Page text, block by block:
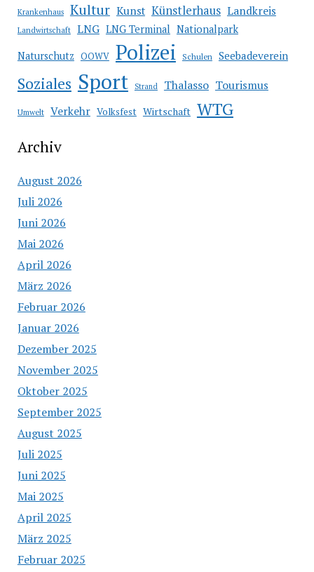
Krankenhaus Kultur Kunst Künstlerhaus Landkreis
Landwirtschaft LNG LNG Terminal Nationalpark
Naturschutz OOWV Polizei Schulen Seebadeverein
Soziales Sport Strand Thalasso Tourismus
Umwelt Verkehr Volksfest Wirtschaft WTG
Archiv
August 2026
Juli 2026
Juni 2026
Mai 2026
April 2026
März 2026
Februar 2026
Januar 2026
Dezember 2025
November 2025
Oktober 2025
September 2025
August 2025
Juli 2025
Juni 2025
Mai 2025
April 2025
März 2025
Februar 2025